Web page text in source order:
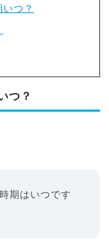
つ？
つ？
期はいつです